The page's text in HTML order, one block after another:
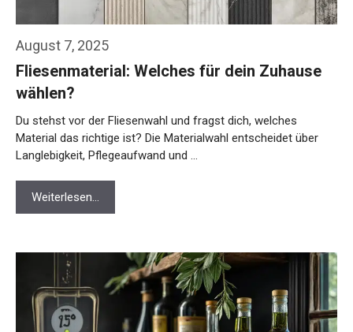
August 7, 2025
Fliesenmaterial: Welches für dein Zuhause
wählen?
Du stehst vor der Fliesenwahl und fragst dich, welches
Material das richtige ist? Die Materialwahl entscheidet über
Langlebigkeit, Pflegeaufwand und …
Weiterlesen…